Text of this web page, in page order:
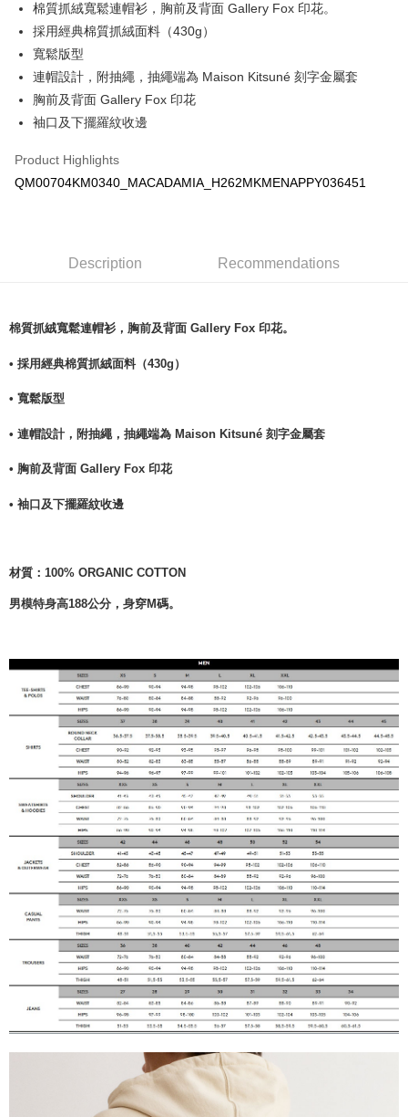
付款後萊爾富取貨
付款後7-11取貨
NT$100/order | Free shipping on orders of NT$3,000 or more
NT$100/order | Free shipping on orders of NT$3,000 or more
棉質抓絨寬鬆連帽衫，胸前及背面 Gallery Fox 印花。
採用經典棉質抓絨面料（430g）
寬鬆版型
連帽設計，附抽繩，抽繩端為 Maison Kitsuné 刻字金屬套
胸前及背面 Gallery Fox 印花
袖口及下擺羅紋收邊
Product Highlights
QM00704KM0340_MACADAMIA_H262MKMENAPPY036451
Description Recommendations
棉質抓絨寬鬆連帽衫，胸前及背面 Gallery Fox 印花。
• 採用經典棉質抓絨面料（430g）
• 寬鬆版型
• 連帽設計，附抽繩，抽繩端為 Maison Kitsuné 刻字金屬套
• 胸前及背面 Gallery Fox 印花
• 袖口及下擺羅紋收邊
材質： 100% ORGANIC COTTON
男模特身高188公分，身穿M碼。